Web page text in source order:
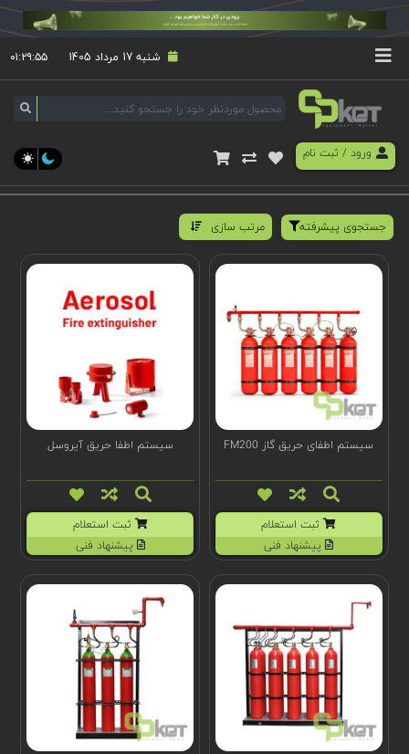
شنبه 17 مرداد 1405 ۰۱:۲۹:۵۶
ورود/ ثبت نام
جستجوی پیشرفته مرتب سازی
سیستم اطفای حریق گاز FM200
ثبت استعلام
پیشنهاد فنی
سیستم اطفا حریق آیروسل
ثبت استعلام
پیشنهاد فنی